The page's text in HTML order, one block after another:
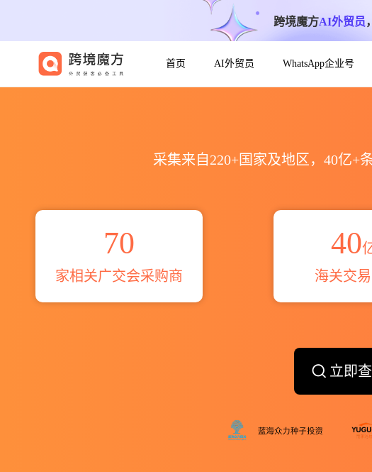
跨境魔方AI外贸员
首页 AI外贸员 WhatsApp企业号
采集来自220+国家及地区，40亿+
70
家相关广交会采购商
40
海关交
立即